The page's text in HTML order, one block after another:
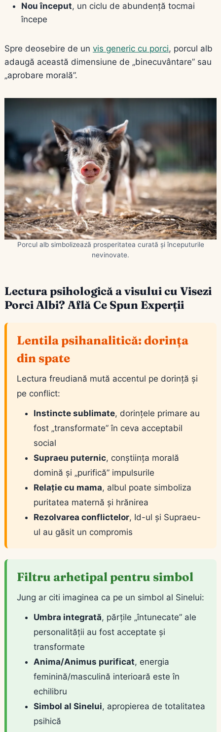
Nou început, un ciclu de abundență tocmai
începe
Spre deosebire de un vis generic cu porci, porcul alb
adaugă această dimensiune de „binecuvântare” sau
„aprobare morală”.
Porcul alb simbolizează prosperitatea curată și începuturile
nevinovate.
Lectura psihologică a visului cu Visezi
Porci Albi? Află Ce Spun Experții
Lentila psihanalitică: dorința
din spate
Lectura freudiană mută accentul pe dorință și
pe conflict:
Instincte sublimate, dorințele primare au
fost „transformate” în ceva acceptabil
social
Supraeu puternic, conștiința morală
domină și „purifică” impulsurile
Relație cu mama, albul poate simboliza
puritatea maternă și hrănirea
Rezolvarea conflictelor, Id-ul și Supraeu-
ul au găsit un compromis
Filtru arhetipal pentru simbol
Jung ar citi imaginea ca pe un simbol al Sinelui:
Umbra integrată, părțile „întunecate” ale
personalității au fost acceptate și
transformate
Anima/Animus purificat, energia
feminină/masculină interioară este în
echilibru
Simbol al Sinelui, apropierea de totalitatea
psihică